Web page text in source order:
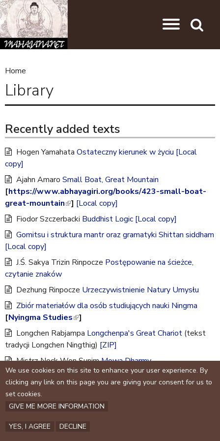
Y
o
a
r
e
h
e
r
e
Home
Library
Recently added texts
Hogen Yamahata Ostateczny kierunek w życiu [Local
copy]
Ajahn Amaro Small Boat, Great Mountain
[https://www.abhayagiri.org/books/423-small-boat-
great-mountain(
l
n
i
e
t
e
r
n
a
l
)
] [Local copy]
Fiodor Szczerbacki Buddhist Logic [Local copy]
Gomitsu i struktura mantr oraz gramatyki Shittan siddham
[Local copy]
J.Ś. Sakya Trizin Rinpocze Postępowanie na ścieżce,
czytanie znaków
Dezhung Rinpocze Urzeczywistnienie Natury Umysłu
Zbiór materiałów dla osób studiujących nauki Ningma
[Nyingma Studies(
l
i
x
t
]
Longchen Rabjampa Longchenpa's Great Chariot (tekst
tradycji Longchen Ningthig) [ZIP]
Mistrz Nock Won SunimMowa Dharmy
Właściwa motywacja i zachowanie, by
otrzymać nauki Dharmy
We use cookies on this site to enhance your user experience. By
clicking any link on this page you are giving your consent for us to
set cookies.
GIVE ME MORE INFORMATION
YES, I AGREE DECLINE